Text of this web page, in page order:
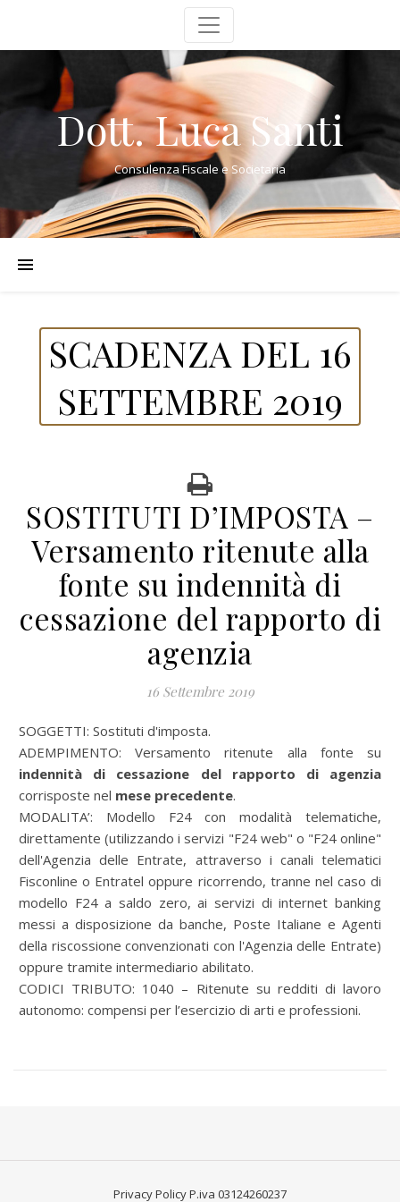
Dott. Luca Santi
Consulenza Fiscale e Societaria
SCADENZA DEL 16
SETTEMBRE 2019
SOSTITUTI D’IMPOSTA –
Versamento ritenute alla
fonte su indennità di
cessazione del rapporto di
agenzia
16 Settembre 2019
SOGGETTI: Sostituti d'imposta.
ADEMPIMENTO: Versamento ritenute alla fonte su
indennità di cessazione del rapporto di agenzia
corrisposte nel mese precedente.
MODALITA’: Modello F24 con modalità telematiche,
direttamente (utilizzando i servizi "F24 web" o "F24 online"
dell'Agenzia delle Entrate, attraverso i canali telematici
Fisconline o Entratel oppure ricorrendo, tranne nel caso di
modello F24 a saldo zero, ai servizi di internet banking
messi a disposizione da banche, Poste Italiane e Agenti
della riscossione convenzionati con l'Agenzia delle Entrate)
oppure tramite intermediario abilitato.
CODICI TRIBUTO: 1040 – Ritenute su redditi di lavoro
autonomo: compensi per l’esercizio di arti e professioni.
Privacy PolicyP.iva 03124260237